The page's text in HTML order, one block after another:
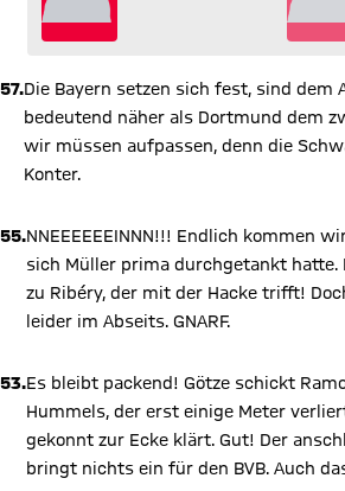
57.Die Bayern setzen sich fest, sind dem
bedeutend näher als Dortmund dem
wir müssen aufpassen, denn die
Konter.
55.NNEEEEEEINNN!!! Endlich kommen
sich Müller prima durchgetankt hatte.
zu Ribéry, der mit der Hacke trifft!
leider im Abseits. GNARF.
53.Es bleibt packend! Götze schickt
Hummels, der erst einige Meter
gekonnt zur Ecke klärt. Gut! Der
bringt nichts ein für den BVB. Auch